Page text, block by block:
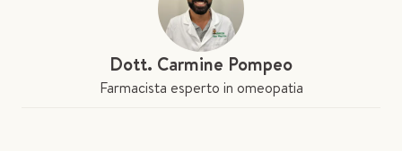
Dott. Carmine Pompeo
Farmacista esperto in omeopatia